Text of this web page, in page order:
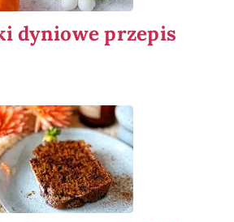
dyniowe przepis